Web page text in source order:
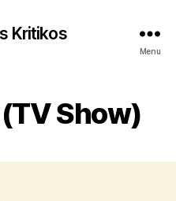
Kritikos
Menu
Show)